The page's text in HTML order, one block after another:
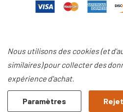
Nous utilisons des cookies (et
similaires) pour collecter des
expérience d'achat.
Paramètres